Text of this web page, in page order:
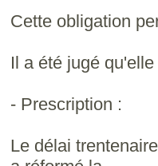
Cette obligation
Il a été jugé
- Prescription :
Le délai